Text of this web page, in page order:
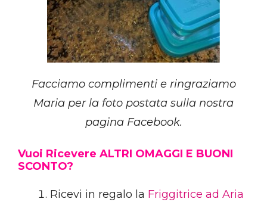
Facciamo complimenti e ringraziamo
Maria per la foto postata sulla nostra
pagina Facebook.
Vuoi Ricevere ALTRI OMAGGI E BUONI
SCONTO?
Ricevi in regalo la Friggitrice ad Aria